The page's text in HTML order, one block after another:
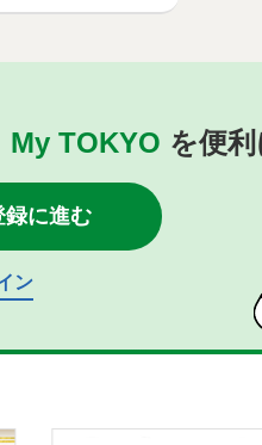
対し、改
My TOKYO を便
録に進む
ン